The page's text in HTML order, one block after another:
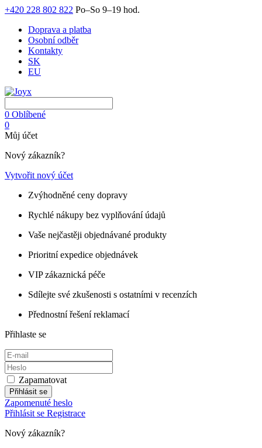
+420 228 802 822 Po–So 9–19 hod.
Doprava a platba
Osobní odběr
Kontakty
SK
EU
0 Oblíbené
0
Můj účet
Nový zákazník?
Vytvořit nový účet
Zvýhodněné ceny dopravy
Rychlé nákupy bez vyplňování údajů
Vaše nejčastěji objednávané produkty
Prioritní expedice objednávek
VIP zákaznická péče
Sdílejte své zkušenosti s ostatními v recenzích
Přednostní řešení reklamací
Přihlaste se
Zapamatovat
Přihlásit se
Zapomenuté heslo
Přihlásit se Registrace
Nový zákazník?